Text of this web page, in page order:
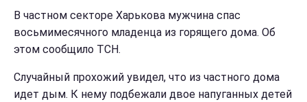
В частном секторе Харькова мужчина спас
восьмимесячного младенца из горящего дома. Об
этом сообщило ТСН.
Случайный прохожий увидел, что из частного дома
идет дым. К нему подбежали двое напуганных детей